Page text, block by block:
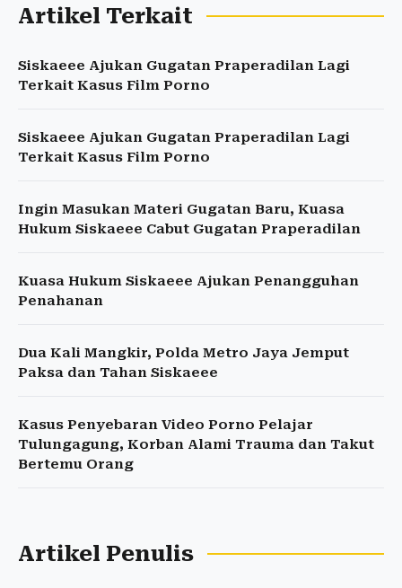
Artikel Terkait
Siskaeee Ajukan Gugatan Praperadilan Lagi
Terkait Kasus Film Porno
Siskaeee Ajukan Gugatan Praperadilan Lagi
Terkait Kasus Film Porno
Ingin Masukan Materi Gugatan Baru, Kuasa
Hukum Siskaeee Cabut Gugatan Praperadilan
Kuasa Hukum Siskaeee Ajukan Penangguhan
Penahanan
Dua Kali Mangkir, Polda Metro Jaya Jemput
Paksa dan Tahan Siskaeee
Kasus Penyebaran Video Porno Pelajar
Tulungagung, Korban Alami Trauma dan Takut
Bertemu Orang
Artikel Penulis